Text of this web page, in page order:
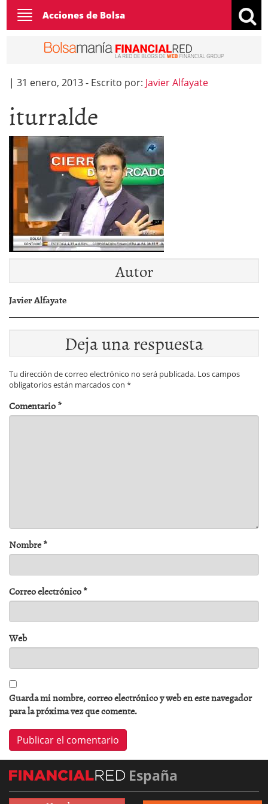
Toggle
navigation
Acciones de Bolsa
| 31 enero, 2013- Escrito por: Javier Alfayate
iturralde
Autor
Javier Alfayate
Deja una respuesta
Tu dirección de correo electrónico no será publicada. Los campos
obligatorios están marcados con *
Comentario*
Nombre*
Correo electrónico*
Web
Guarda mi nombre, correo electrónico y web en este navegador
para la próxima vez que comente.
España